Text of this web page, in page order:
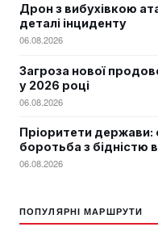
Дрон з вибухівкою
деталі інциденту
06.08.2026
Загроза нової
у 2026 році
06.08.2026
Пріоритети держави:
боротьба з бідністю
06.08.2026
ПОПУЛЯРНІ МАРШРУТИ